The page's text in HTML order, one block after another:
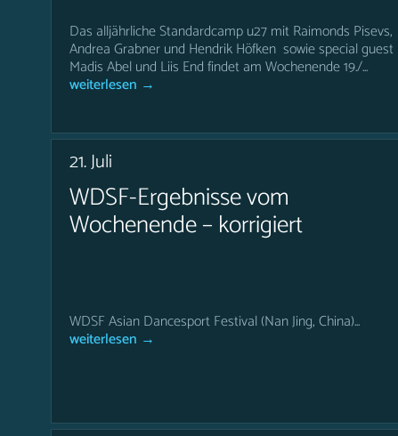
Das alljährliche Standardcamp u27 mit Raimonds Pisevs,
Andrea Grabner und Hendrik Höfken sowie special guest
Madis Abel und Liis End findet am Wochenende 19./...
weiterlesen →
21. Juli
WDSF-Ergebnisse vom
Wochenende – korrigiert
WDSF Asian Dancesport Festival (Nan Jing, China)...
weiterlesen →